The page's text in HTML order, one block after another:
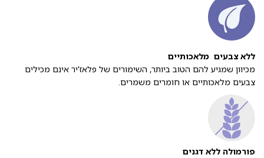
ללא צבעים מלאכותיים
מכיוון שמגיע להם הטוב ביותר, השימורים של פלאז'יר אינם מכילים
צבעים מלאכותיים או חומרים משמרים.
פורמולה ללא דגנים